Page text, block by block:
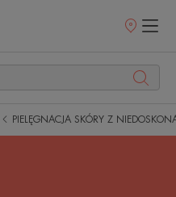
Punkty
PIELĘGNACJA SKÓRY Z